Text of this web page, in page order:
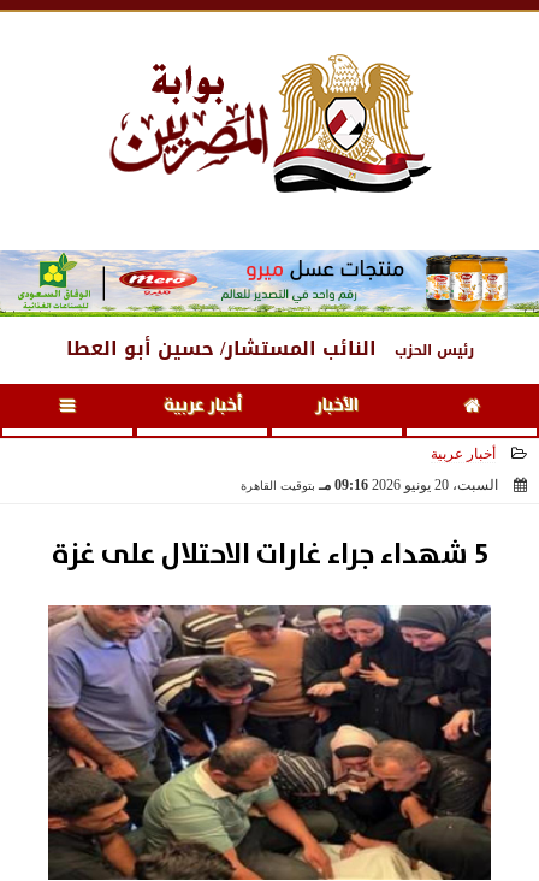
رئيس الحزب النائب المستشار/ حسين أبو العطا
الأخبار أخبار عربية
أخبار عربية
السبت، 20 يونيو 2026
09:16 مـ بتوقيت القاهرة
5 شهداء جراء غارات الاحتلال على غزة